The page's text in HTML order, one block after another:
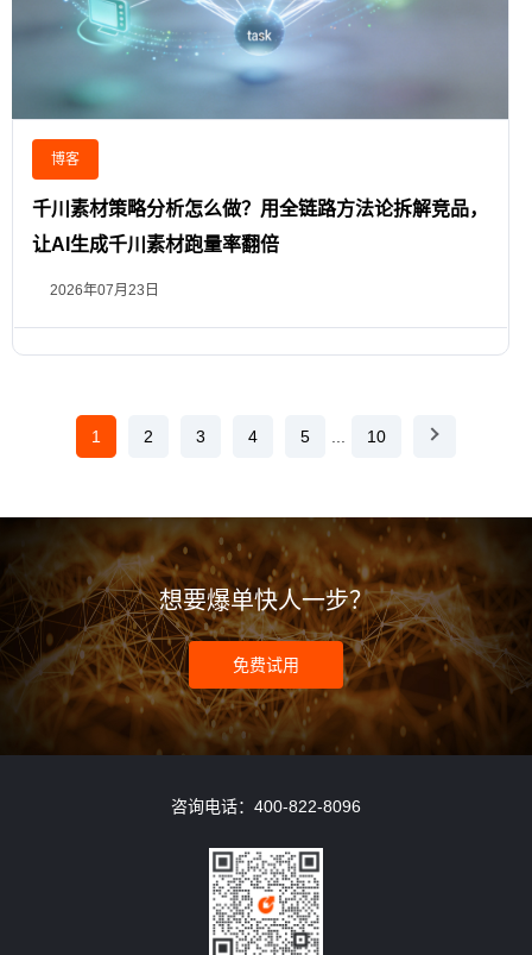
博客
千川素材策略分析怎么做？用全链路方法论拆解竞品，
让AI生成千川素材跑量率翻倍
2026年07月23日
1 2 3 4 5 10
想要爆单快人一步？
免费试用
咨询电话：400-822-8096